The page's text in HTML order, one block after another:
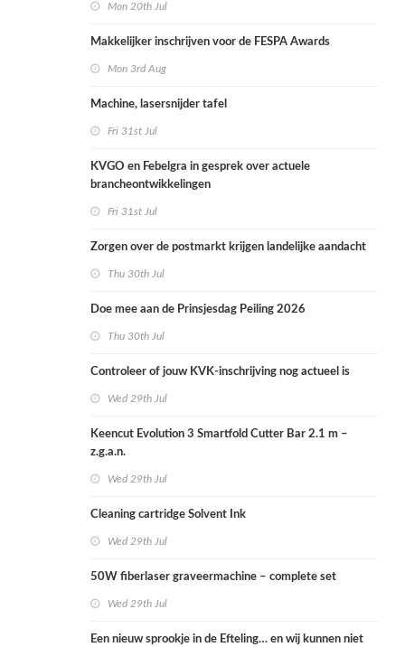
Mon 20th Jul
Makkelijker inschrijven voor de FESPA Awards
Mon 3rd Aug
Machine, lasersnijder tafel
Fri 31st Jul
KVGO en Febelgra in gesprek over actuele
brancheontwikkelingen
Fri 31st Jul
Zorgen over de postmarkt krijgen landelijke aandacht
Thu 30th Jul
Doe mee aan de Prinsjesdag Peiling 2026
Thu 30th Jul
Controleer of jouw KVK-inschrijving nog actueel is
Wed 29th Jul
Keencut Evolution 3 Smartfold Cutter Bar 2.1 m –
z.g.a.n.
Wed 29th Jul
Cleaning cartridge Solvent Ink
Wed 29th Jul
50W fiberlaser graveermachine – complete set
Wed 29th Jul
Een nieuw sprookje in de Efteling… en wij kunnen niet